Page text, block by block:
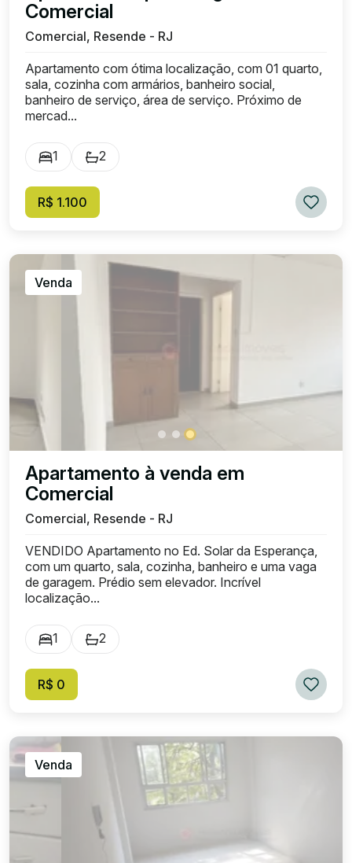
Comercial
Comercial, Resende - RJ
Apartamento com ótima localização, com 01 quarto,
sala, cozinha com armários, banheiro social,
banheiro de serviço, área de serviço. Próximo de
mercad...
1 2
R$ 1.100
Venda
Apartamento à venda em
Comercial
Comercial, Resende - RJ
VENDIDO Apartamento no Ed. Solar da Esperança,
com um quarto, sala, cozinha, banheiro e uma vaga
de garagem. Prédio sem elevador. Incrível
localização...
1 2
R$ 0
Venda